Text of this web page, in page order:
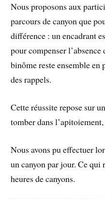
Nous proposons aux
parcours de canyon que
différence : un encadrant
pour compenser
binôme reste ensemble en
des rappels.
Cette réussite repose sur
tomber dans
Nous avons pu effectuer
un canyon par jour. Ce qui
heures de canyons.